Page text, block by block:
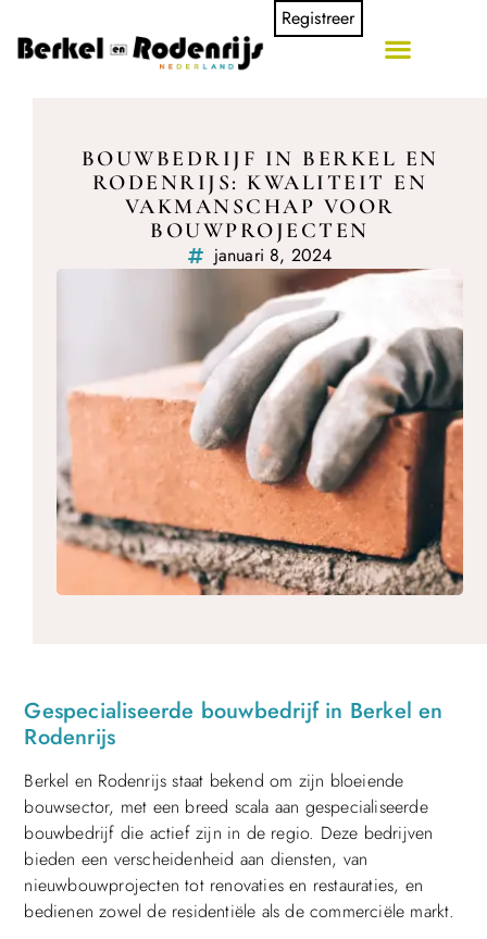
Registreer
BOUWBEDRIJF IN BERKEL EN
RODENRIJS: KWALITEIT EN
VAKMANSCHAP VOOR
BOUWPROJECTEN
januari 8, 2024
Gespecialiseerde bouwbedrijf in Berkel en
Rodenrijs
Berkel en Rodenrijs staat bekend om zijn bloeiende
bouwsector, met een breed scala aan gespecialiseerde
bouwbedrijf die actief zijn in de regio. Deze bedrijven
bieden een verscheidenheid aan diensten, van
nieuwbouwprojecten tot renovaties en restauraties, en
bedienen zowel de residentiële als de commerciële markt.